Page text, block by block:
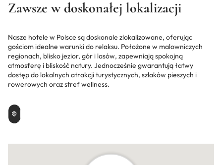
Zawsze w doskonałej lokalizacji
Nasze hotele w Polsce są doskonale zlokalizowane, oferując
gościom idealne warunki do relaksu. Położone w malowniczych
regionach, blisko jezior, gór i lasów, zapewniają spokojną
atmosferę i bliskość natury. Jednocześnie gwarantują łatwy
dostęp do lokalnych atrakcji turystycznych, szlaków pieszych i
rowerowych oraz stref wellness.